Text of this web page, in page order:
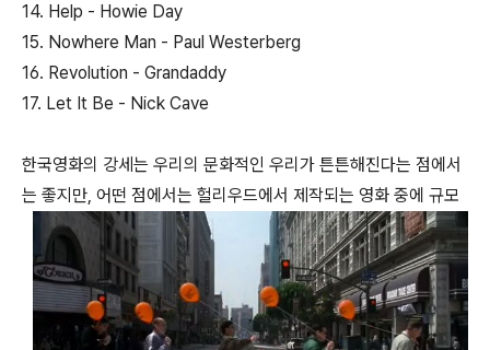
14. Help - Howie Day
15. Nowhere Man - Paul Westerberg
16. Revolution - Grandaddy
17. Let It Be - Nick Cave
한국영화의 강세는 우리의 문화적인 우리가 튼튼해진다는 점에서
는 좋지만, 어떤 점에서는 헐리우드에서 제작되는 영화 중에 규모